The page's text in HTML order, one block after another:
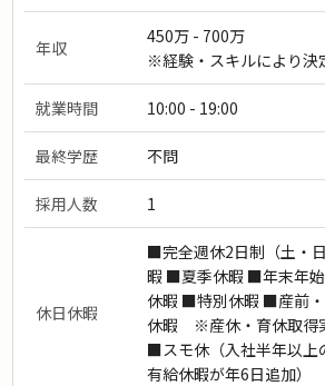
年収
450万 - 700万
※経験・スキルにより決
就業時間 10:00 - 19:00
最終学歴 不問
採用人数 1
休日休暇
■完全週休2日制（土・
暇 ■夏季休暇 ■年末年
休暇 ■特別休暇 ■産前
休暇 ※産休・育休取得
■スモ休（入社半年以上
有給休暇が年6日追加）